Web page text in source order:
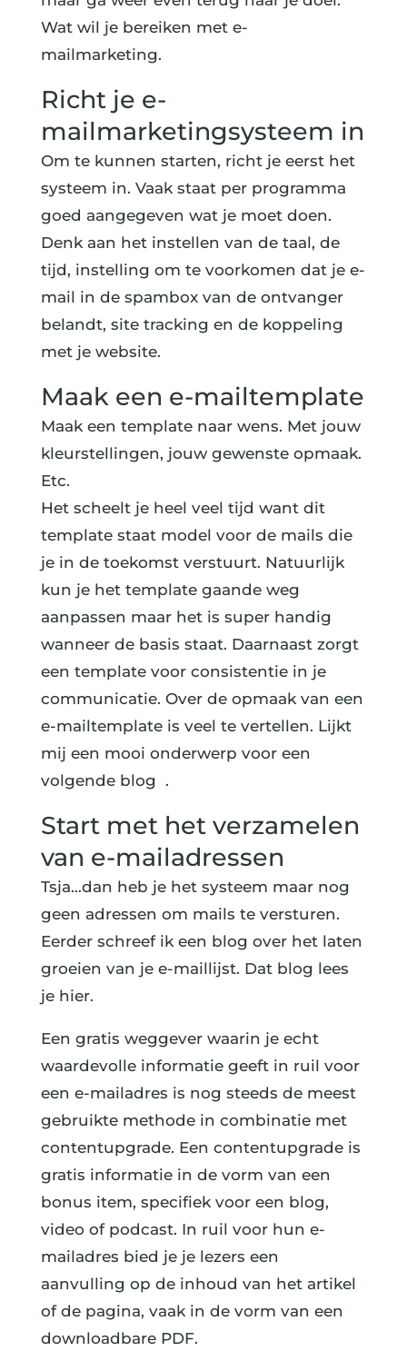
Wat wil je bereiken met e-
mailmarketing.
Richt je e-
mailmarketingsysteem in
Om te kunnen starten, richt je eerst het
systeem in. Vaak staat per programma
goed aangegeven wat je moet doen.
Denk aan het instellen van de taal, de
tijd, instelling om te voorkomen dat je e-
mail in de spambox van de ontvanger
belandt, site tracking en de koppeling
met je website.
Maak een e-mailtemplate
Maak een template naar wens. Met jouw
kleurstellingen, jouw gewenste opmaak.
Etc.
Het scheelt je heel veel tijd want dit
template staat model voor de mails die
je in de toekomst verstuurt. Natuurlijk
kun je het template gaande weg
aanpassen maar het is super handig
wanneer de basis staat. Daarnaast zorgt
een template voor consistentie in je
communicatie. Over de opmaak van een
e-mailtemplate is veel te vertellen. Lijkt
mij een mooi onderwerp voor een
volgende blog .
Start met het verzamelen
van e-mailadressen
Tsja…dan heb je het systeem maar nog
geen adressen om mails te versturen.
Eerder schreef ik een blog over het laten
groeien van je e-maillijst. Dat blog lees
je hier.
Een gratis weggever waarin je echt
waardevolle informatie geeft in ruil voor
een e-mailadres is nog steeds de meest
gebruikte methode in combinatie met
contentupgrade. Een contentupgrade is
gratis informatie in de vorm van een
bonus item, specifiek voor een blog,
video of podcast. In ruil voor hun e-
mailadres bied je je lezers een
aanvulling op de inhoud van het artikel
of de pagina, vaak in de vorm van een
downloadbare PDF.